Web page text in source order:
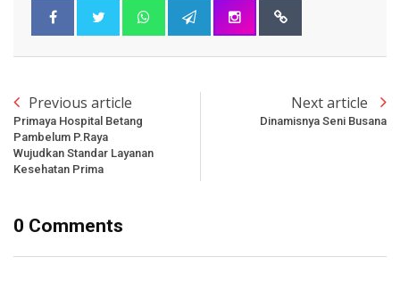
Previous article
Primaya Hospital Betang
Pambelum P.Raya
Wujudkan Standar Layanan
Kesehatan Prima
Next article
Dinamisnya Seni Busana
0 Comments